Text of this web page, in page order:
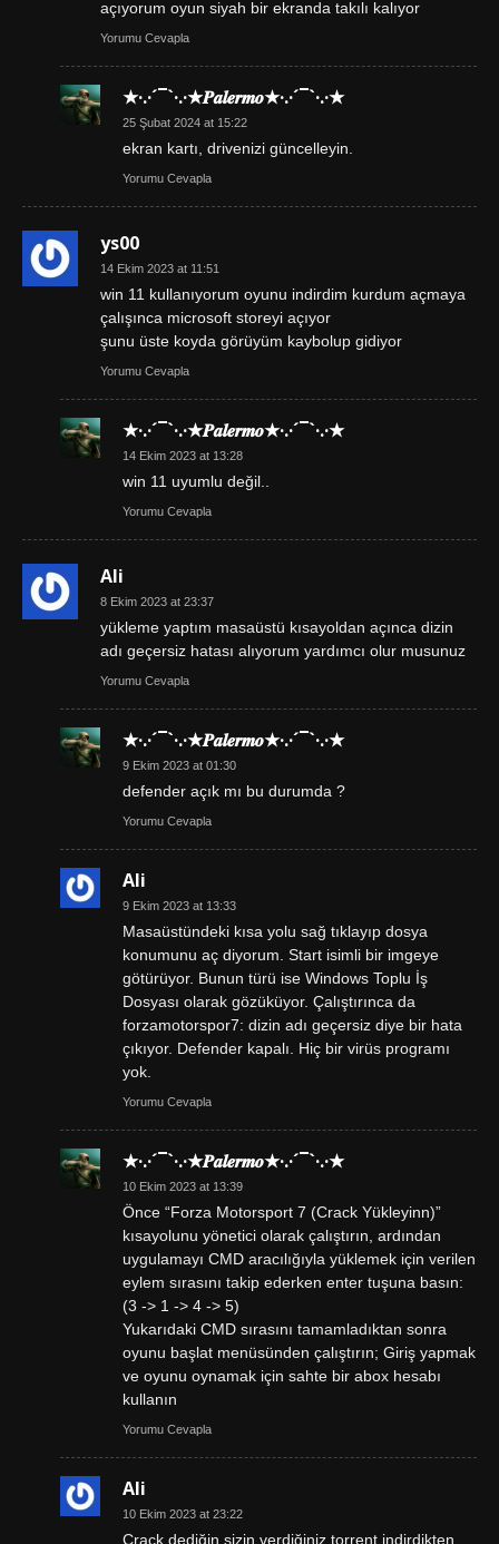
açıyorum oyun siyah bir ekranda takılı kalıyor
Yorumu Cevapla
★·.·´¯`·.·★𝑷𝒂𝒍𝒆𝒓𝒎𝒐★·.·´¯`·.·★
25 Şubat 2024 at 15:22
ekran kartı, drivenizi güncelleyin.
Yorumu Cevapla
ys00
14 Ekim 2023 at 11:51
win 11 kullanıyorum oyunu indirdim kurdum açmaya
çalışınca microsoft storeyi açıyor
şunu üste koyda görüyüm kaybolup gidiyor
Yorumu Cevapla
★·.·´¯`·.·★𝑷𝒂𝒍𝒆𝒓𝒎𝒐★·.·´¯`·.·★
14 Ekim 2023 at 13:28
win 11 uyumlu değil..
Yorumu Cevapla
Ali
8 Ekim 2023 at 23:37
yükleme yaptım masaüstü kısayoldan açınca dizin
adı geçersiz hatası alıyorum yardımcı olur musunuz
Yorumu Cevapla
★·.·´¯`·.·★𝑷𝒂𝒍𝒆𝒓𝒎𝒐★·.·´¯`·.·★
9 Ekim 2023 at 01:30
defender açık mı bu durumda ?
Yorumu Cevapla
Ali
9 Ekim 2023 at 13:33
Masaüstündeki kısa yolu sağ tıklayıp dosya
konumunu aç diyorum. Start isimli bir imgeye
götürüyor. Bunun türü ise Windows Toplu İş
Dosyası olarak gözüküyor. Çalıştırınca da
forzamotorspor7: dizin adı geçersiz diye bir hata
çıkıyor. Defender kapalı. Hiç bir virüs programı
yok.
Yorumu Cevapla
★·.·´¯`·.·★𝑷𝒂𝒍𝒆𝒓𝒎𝒐★·.·´¯`·.·★
10 Ekim 2023 at 13:39
Önce “Forza Motorsport 7 (Crack Yükleyinn)”
kısayolunu yönetici olarak çalıştırın, ardından
uygulamayı CMD aracılığıyla yüklemek için verilen
eylem sırasını takip ederken enter tuşuna basın:
(3 -> 1 -> 4 -> 5)
Yukarıdaki CMD sırasını tamamladıktan sonra
oyunu başlat menüsünden çalıştırın; Giriş yapmak
ve oyunu oynamak için sahte bir abox hesabı
kullanın
Yorumu Cevapla
Ali
10 Ekim 2023 at 23:22
Crack dediğin sizin verdiğiniz torrent indirdikten